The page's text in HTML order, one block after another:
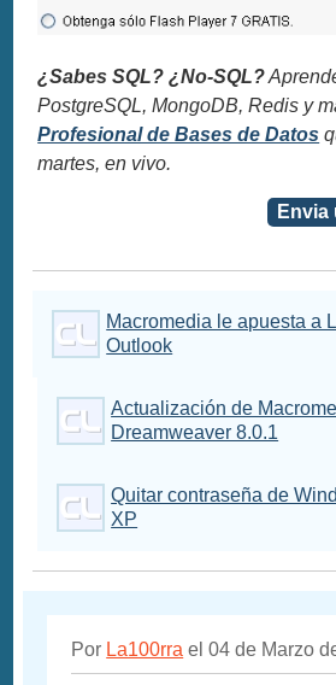
¿Sabes SQL? ¿No-SQL?
PostgreSQL, MongoDB, Redis y
Profesional de Bases de Datos
martes, en vivo.
Envia
Macromedia le apuesta a
Outlook
Actualización de
Dreamweaver 8.0.1
Quitar contraseña de
XP
Por La100rra el 04 de Marzo